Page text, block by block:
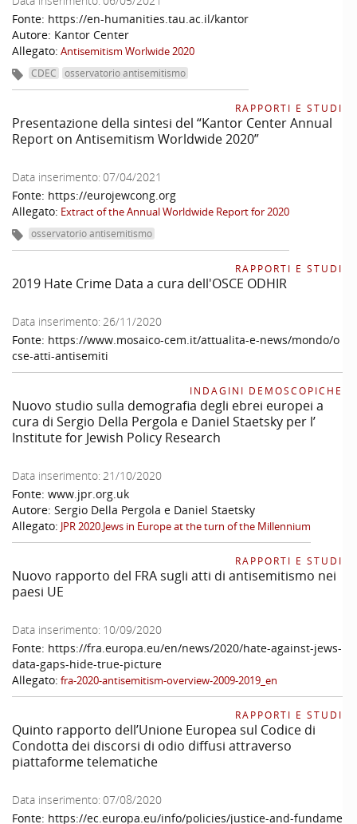
Fonte: https://en-humanities.tau.ac.il/kantor
Autore: Kantor Center
Allegato: Antisemitism Worlwide 2020
CDEC osservatorio antisemitismo
RAPPORTI E STUDI
Presentazione della sintesi del “Kantor Center Annual
Report on Antisemitism Worldwide 2020”
Data inserimento: 07/04/2021
Fonte: https://eurojewcong.org
Allegato: Extract of the Annual Worldwide Report for 2020
osservatorio antisemitismo
RAPPORTI E STUDI
2019 Hate Crime Data a cura dell'OSCE ODHIR
Data inserimento: 26/11/2020
Fonte: https://www.mosaico-cem.it/attualita-e-news/mondo/o
cse-atti-antisemiti
INDAGINI DEMOSCOPICHE
Nuovo studio sulla demografia degli ebrei europei a
cura di Sergio Della Pergola e Daniel Staetsky per l’
Institute for Jewish Policy Research
Data inserimento: 21/10/2020
Fonte: www.jpr.org.uk
Autore: Sergio Della Pergola e Daniel Staetsky
Allegato: JPR 2020.Jews in Europe at the turn of the Millennium
RAPPORTI E STUDI
Nuovo rapporto del FRA sugli atti di antisemitismo nei
paesi UE
Data inserimento: 10/09/2020
Fonte: https://fra.europa.eu/en/news/2020/hate-against-jews-
data-gaps-hide-true-picture
Allegato: fra-2020-antisemitism-overview-2009-2019_en
RAPPORTI E STUDI
Quinto rapporto dell’Unione Europea sul Codice di
Condotta dei discorsi di odio diffusi attraverso
piattaforme telematiche
Data inserimento: 07/08/2020
Fonte: https://ec.europa.eu/info/policies/justice-and-fundame